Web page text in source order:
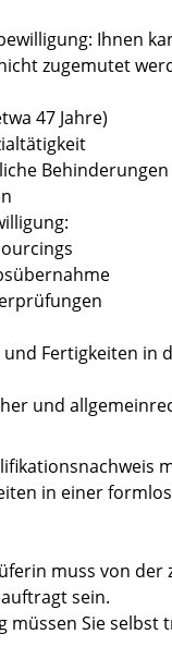
Ihnen
zugemutet
47 Jahre)
Behinderungen
Fertigkeiten in
und
in einer
muss von der
sein.
müssen Sie selbst